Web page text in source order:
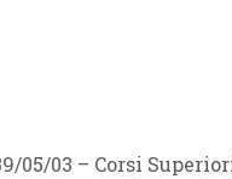
05/03 – Corsi